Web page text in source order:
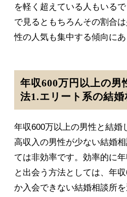
を軽く超えている人もいる
で見るともちろんその割合
性の人気も集中する傾向にあ
年収600万円以上の男
法1.エリート系の結
年収600万以上の男性と結婚
高収入の男性が少ない結婚
ては非効率です。効率的に
と出会う方法としては、年
か入会できない結婚相談所